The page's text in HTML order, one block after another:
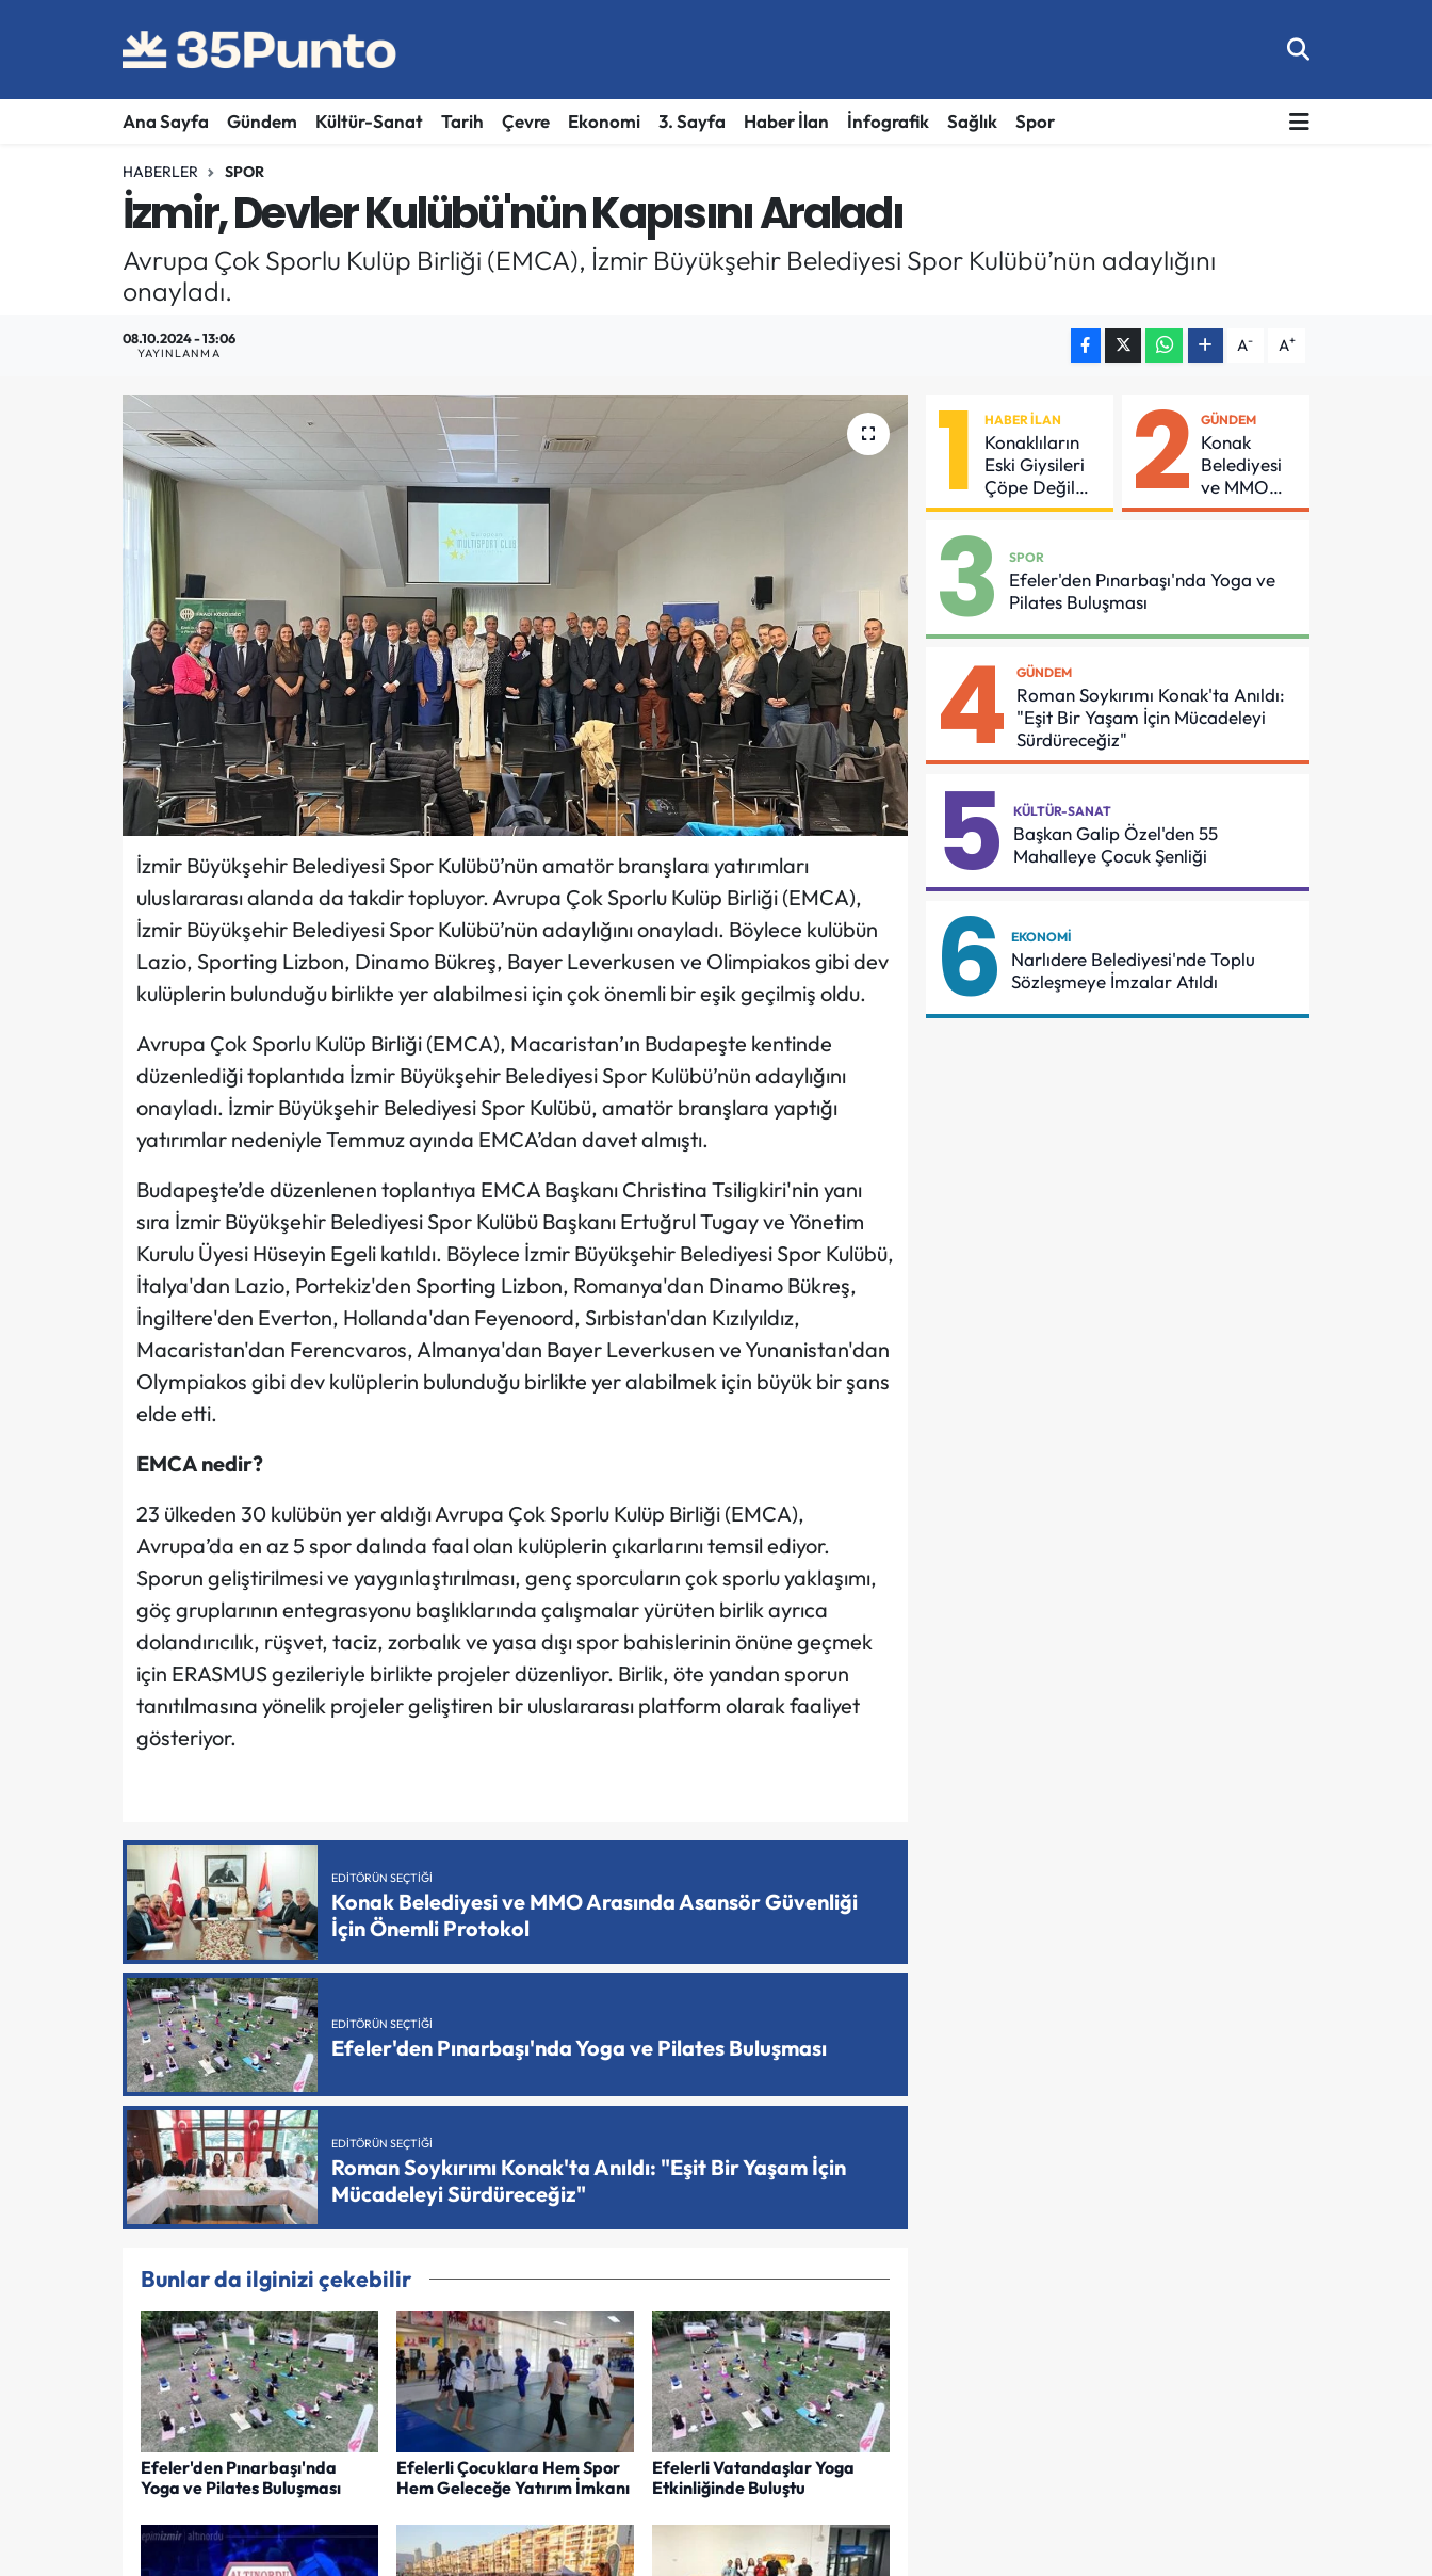
Ana Sayfa Gündem Kültür-Sanat Tarih Çevre Ekonomi 3. Sayfa Haber İlan İnfografik Sağlık Spor
HABERLER SPOR
İzmir, Devler Kulübü'nün Kapısını Araladı
Avrupa Çok Sporlu Kulüp Birliği (EMCA), İzmir Büyükşehir Belediyesi Spor Kulübü’nün adaylığını
onayladı.
08.10.2024 - 13:06
YAYINLANMA A- A+
İzmir Büyükşehir Belediyesi Spor Kulübü’nün amatör branşlara yatırımları
uluslararası alanda da takdir topluyor. Avrupa Çok Sporlu Kulüp Birliği (EMCA),
İzmir Büyükşehir Belediyesi Spor Kulübü’nün adaylığını onayladı. Böylece kulübün
Lazio, Sporting Lizbon, Dinamo Bükreş, Bayer Leverkusen ve Olimpiakos gibi dev
kulüplerin bulunduğu birlikte yer alabilmesi için çok önemli bir eşik geçilmiş oldu.
Avrupa Çok Sporlu Kulüp Birliği (EMCA), Macaristan’ın Budapeşte kentinde
düzenlediği toplantıda İzmir Büyükşehir Belediyesi Spor Kulübü’nün adaylığını
onayladı. İzmir Büyükşehir Belediyesi Spor Kulübü, amatör branşlara yaptığı
yatırımlar nedeniyle Temmuz ayında EMCA’dan davet almıştı.
Budapeşte’de düzenlenen toplantıya EMCA Başkanı Christina Tsiligkiri'nin yanı
sıra İzmir Büyükşehir Belediyesi Spor Kulübü Başkanı Ertuğrul Tugay ve Yönetim
Kurulu Üyesi Hüseyin Egeli katıldı. Böylece İzmir Büyükşehir Belediyesi Spor Kulübü,
İtalya'dan Lazio, Portekiz'den Sporting Lizbon, Romanya'dan Dinamo Bükreş,
İngiltere'den Everton, Hollanda'dan Feyenoord, Sırbistan'dan Kızılyıldız,
Macaristan'dan Ferencvaros, Almanya'dan Bayer Leverkusen ve Yunanistan'dan
Olympiakos gibi dev kulüplerin bulunduğu birlikte yer alabilmek için büyük bir şans
elde etti.
EMCA nedir?
23 ülkeden 30 kulübün yer aldığı Avrupa Çok Sporlu Kulüp Birliği (EMCA),
Avrupa’da en az 5 spor dalında faal olan kulüplerin çıkarlarını temsil ediyor.
Sporun geliştirilmesi ve yaygınlaştırılması, genç sporcuların çok sporlu yaklaşımı,
göç gruplarının entegrasyonu başlıklarında çalışmalar yürüten birlik ayrıca
dolandırıcılık, rüşvet, taciz, zorbalık ve yasa dışı spor bahislerinin önüne geçmek
için ERASMUS gezileriyle birlikte projeler düzenliyor. Birlik, öte yandan sporun
tanıtılmasına yönelik projeler geliştiren bir uluslararası platform olarak faaliyet
gösteriyor.
EDITÖRÜN SEÇTIĞI
Konak Belediyesi ve MMO Arasında Asansör Güvenliği
İçin Önemli Protokol
EDITÖRÜN SEÇTIĞI
Efeler'den Pınarbaşı'nda Yoga ve Pilates Buluşması
EDITÖRÜN SEÇTIĞI
Roman Soykırımı Konak'ta Anıldı: "Eşit Bir Yaşam İçin
Mücadeleyi Sürdüreceğiz"
Bunlar da ilginizi çekebilir
Efeler'den Pınarbaşı'nda
Yoga ve Pilates Buluşması
Efelerli Çocuklara Hem Spor
Hem Geleceğe Yatırım İmkanı
Efelerli Vatandaşlar Yoga
Etkinliğinde Buluştu
1 HABER İLAN
Konaklıların
Eski Giysileri
Çöpe Değil
Geri
Gidiyor
2 GÜNDEM
Konak
Belediyesi
ve MMO
Arasında
İçin Önemli
Protokol
3 SPOR
Efeler'den Pınarbaşı'nda Yoga ve
Pilates Buluşması
4 GÜNDEM
Roman Soykırımı Konak'ta Anıldı:
"Eşit Bir Yaşam İçin Mücadeleyi
Sürdüreceğiz"
5 KÜLTÜR-SANAT
Başkan Galip Özel'den 55
Mahalleye Çocuk Şenliği
6 EKONOMI
Narlıdere Belediyesi'nde Toplu
Sözleşmeye İmzalar Atıldı